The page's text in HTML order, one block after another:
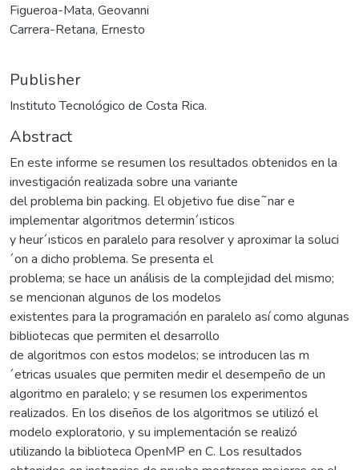
Figueroa-Mata, Geovanni
Carrera-Retana, Ernesto
Publisher
Instituto Tecnológico de Costa Rica.
Abstract
En este informe se resumen los resultados obtenidos en la
investigación realizada sobre una variante
del problema bin packing. El objetivo fue dise˜nar e
implementar algoritmos determin´ısticos
y heur´ısticos en paralelo para resolver y aproximar la soluci
´on a dicho problema. Se presenta el
problema; se hace un análisis de la complejidad del mismo;
se mencionan algunos de los modelos
existentes para la programación en paralelo así como algunas
bibliotecas que permiten el desarrollo
de algoritmos con estos modelos; se introducen las m
´etricas usuales que permiten medir el desempeño de un
algoritmo en paralelo; y se resumen los experimentos
realizados. En los diseños de los algoritmos se utilizó el
modelo exploratorio, y su implementación se realizó
utilizando la biblioteca OpenMP en C. Los resultados